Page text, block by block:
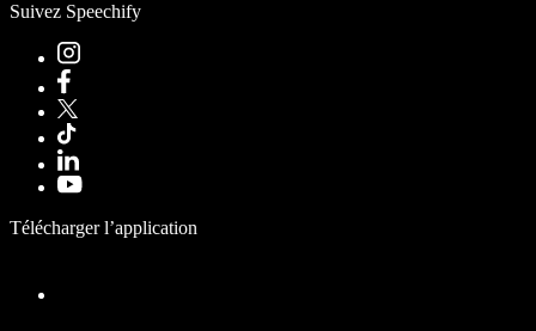
Suivez Speechify
Télécharger l’application